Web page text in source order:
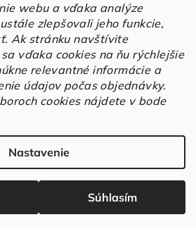
webu a vďaka analýze
zlepšovali jeho funkcie,
Ak stránku navštívite
vďaka cookies na ňu rýchlejšie
relevantné informácie a
údajov počas objednávky.
cookies nájdete v bode
Nastavenie
Súhlasím
Športové pracovné poltopánky PRESTIGE CLASSIC biele
je 5 z 5 hviezdičiek.
. Všetky práva vyhradené.
cookies